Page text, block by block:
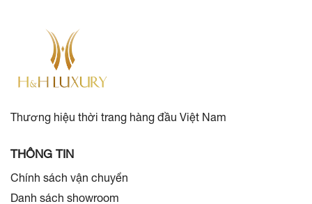
Thương hiệu thời trang hàng đầu Việt Nam
THÔNG TIN
Chính sách vận chuyển
Danh sách showroom